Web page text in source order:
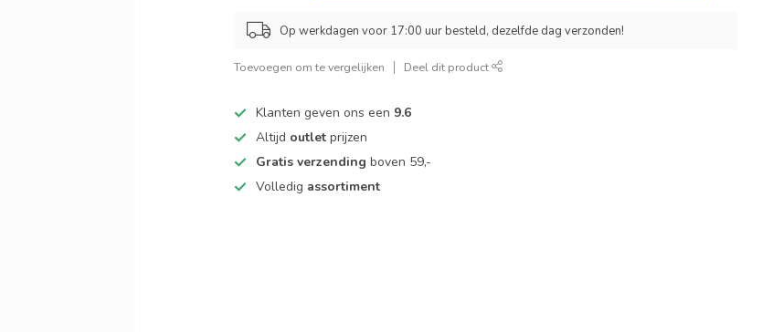
Op werkdagen voor 17:00 uur besteld, dezelfde dag verzonden!
Toevoegen om te vergelijken Deel dit product
Klanten geven ons een 9.6
Altijd outlet prijzen
Gratis verzending boven 59,-
Volledig assortiment